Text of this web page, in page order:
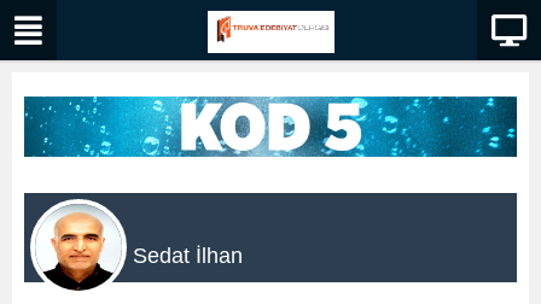
Sedat İlhan